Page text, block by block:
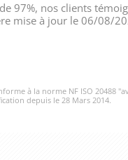
97%, nos clients
mise à jour le 06/08/
à la norme NF ISO 20488
depuis le 28 Mars 2014.